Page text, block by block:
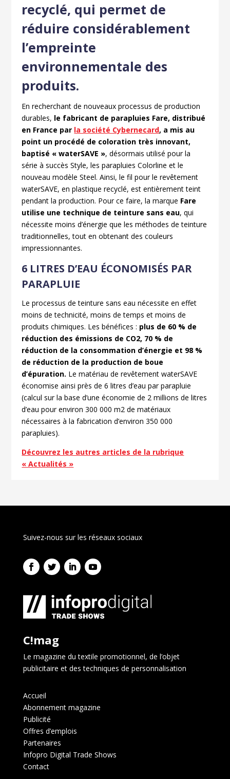
recyclé, qui permet de
réduire considérablement
l’empreinte
environnementale des
produits.
En recherchant de nouveaux processus de production
durables, le fabricant de parapluies Fare, distribué
en France par la société Cybernecard, a mis au
point un procédé de coloration très innovant,
baptisé « waterSAVE », désormais utilisé pour la
série à succès Style, les parapluies Colorline et le
nouveau modèle Steel. Ainsi, le fil pour le revêtement
waterSAVE, en plastique recyclé, est entièrement teint
pendant la production. Pour ce faire, la marque Fare
utilise une technique de teinture sans eau, qui
nécessite moins d’énergie que les méthodes de teinture
traditionnelles, tout en obtenant des couleurs
impressionnantes.
6 LITRES D’EAU ÉCONOMISÉS PAR
PARAPLUIE
Le processus de teinture sans eau nécessite en effet
moins de technicité, moins de temps et moins de
produits chimiques. Les bénéfices : plus de 60 % de
réduction des émissions de CO2, 70 % de
réduction de la consommation d’énergie et 98 %
de réduction de la production de boue
d’épuration. Le matériau de revêtement waterSAVE
économise ainsi près de 6 litres d’eau par parapluie
(calcul sur la base d’une économie de 2 millions de litres
d’eau pour environ 300 000 m2 de matériaux
nécessaires à la fabrication d’environ 350 000
parapluies).
Découvrez les autres articles de la rubrique
« Actualités »
Suivez-nous sur les réseaux sociaux
C!mag
Le magazine du textile promotionnel, de l’objet
publicitaire et des techniques de personnalisation
Accueil
Abonnement magazine
Publicité
Offres d’emplois
Partenaires
Infopro Digital Trade Shows
Contact